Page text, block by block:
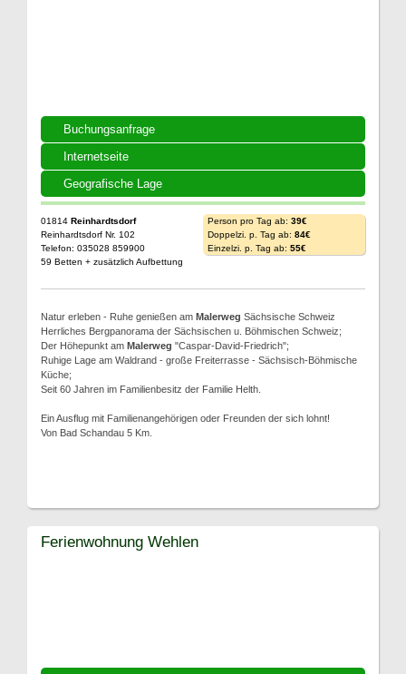
Buchungsanfrage
Internetseite
Geografische Lage
01814 Reinhardtsdorf
Reinhardtsdorf Nr. 102
Telefon: 035028 859900
59 Betten + zusätzlich Aufbettung
Person pro Tag ab: 39€
Doppelzi. p. Tag ab: 84€
Einzelzi. p. Tag ab: 55€
Natur erleben - Ruhe genießen am Malerweg Sächsische Schweiz
Herrliches Bergpanorama der Sächsischen u. Böhmischen Schweiz;
Der Höhepunkt am Malerweg "Caspar-David-Friedrich";
Ruhige Lage am Waldrand - große Freiterrasse - Sächsisch-Böhmische
Küche;
Seit 60 Jahren im Familienbesitz der Familie Helth.
Ein Ausflug mit Familienangehörigen oder Freunden der sich lohnt!
Von Bad Schandau 5 Km.
Ferienwohnung Wehlen